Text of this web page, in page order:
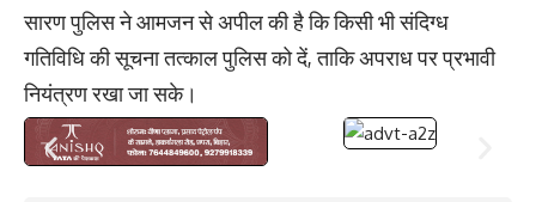
सारण पुलिस ने आमजन से अपील की है कि किसी भी संदिग्ध
गतिविधि की सूचना तत्काल पुलिस को दें, ताकि अपराध पर प्रभावी
नियंत्रण रखा जा सके।